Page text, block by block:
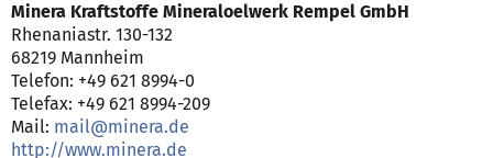
Minera Kraftstoffe Mineraloelwerk Rempel GmbH
Rhenaniastr. 130-132
68219 Mannheim
Telefon: +49 621 8994-0
Telefax: +49 621 8994-209
Mail: mail@minera.de
http://www.minera.de